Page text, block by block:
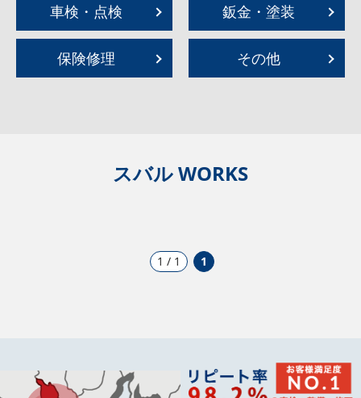
車検・点検 鈑金・塗装
保険修理 その他
スバル WORKS
1 / 1 1